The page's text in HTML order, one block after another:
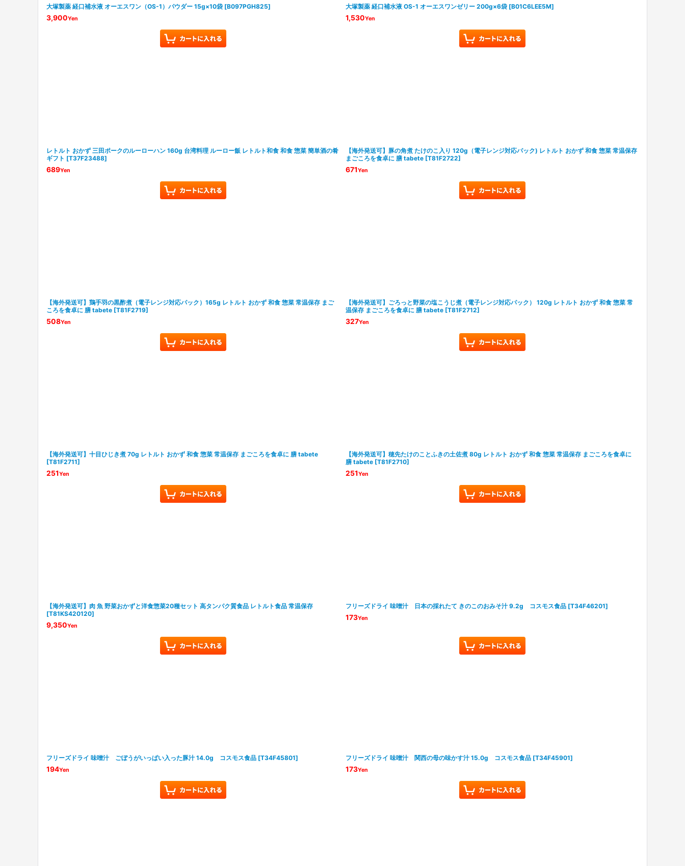
大塚製薬 経口補水液 オーエスワン（OS-1）パウダー 15g×10袋 [B097PGH825]
3,900Yen
大塚製薬 経口補水液 OS-1 オーエスワンゼリー 200g×6袋 [B01C6LEE5M]
1,530Yen
レトルト おかず 三田ポークのルーローハン 160g 台湾料理 ルーロー飯 レトルト和食 和食 惣菜 簡単酒の肴
ギフト [T37F23488]
689Yen
【海外発送可】豚の角煮 たけのこ入り 120g（電子レンジ対応パック) レトルト おかず 和食 惣菜 常温保存
まごころを食卓に 膳 tabete [T81F2722]
671Yen
【海外発送可】鶏手羽の黒酢煮（電子レンジ対応パック）165g レトルト おかず 和食 惣菜 常温保存 まご
ころを食卓に 膳 tabete [T81F2719]
508Yen
【海外発送可】ごろっと野菜の塩こうじ煮（電子レンジ対応パック） 120g レトルト おかず 和食 惣菜 常
温保存 まごころを食卓に 膳 tabete [T81F2712]
327Yen
【海外発送可】十目ひじき煮 70g レトルト おかず 和食 惣菜 常温保存 まごころを食卓に 膳 tabete
[T81F2711]
251Yen
【海外発送可】穂先たけのことふきの土佐煮 80g レトルト おかず 和食 惣菜 常温保存 まごころを食卓に
膳 tabete [T81F2710]
251Yen
【海外発送可】肉 魚 野菜おかずと洋食惣菜20種セット 高タンパク質食品 レトルト食品 常温保存
[T81KS420120]
9,350Yen
フリーズドライ 味噌汁 日本の採れたて きのこのおみそ汁 9.2g コスモス食品 [T34F46201]
173Yen
フリーズドライ 味噌汁 ごぼうがいっぱい入った豚汁 14.0g コスモス食品 [T34F45801]
194Yen
フリーズドライ 味噌汁 関西の母の味かす汁 15.0g コスモス食品 [T34F45901]
173Yen